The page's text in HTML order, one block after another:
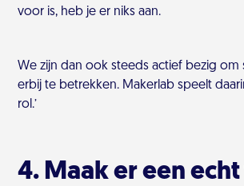
voor is, heb je er niks aan.
We zijn dan ook steeds actief bezig om
erbij te betrekken. Makerlab speelt
rol.’
4. Maak er een